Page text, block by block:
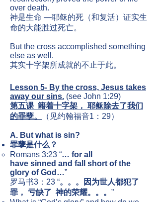
over death.
神是生命 —耶稣的死（和复活）证实生
命的大能胜过死亡。
But the cross accomplished something
else as well.
其实十字架所成就的不止于此。
Lesson 5- By the cross, Jesus takes
away our sins. (see John 1:29)
第五课 籍着十字架， 耶稣除去了我们
的罪孽。
（见约翰福音1：29）
A. But what is sin?
罪孽是什么？
Romans 3:23 “… for all
have sinned and fall short of the
glory of God…”
罗马书​3：23 “。。。因为世人都犯了
罪， 亏缺了 神的荣耀。。。 ”